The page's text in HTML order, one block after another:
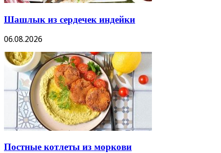
Шашлык из сердечек индейки
06.08.2026
Постные котлеты из моркови